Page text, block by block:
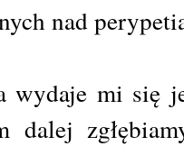
nad
wydaje mi się
dalej